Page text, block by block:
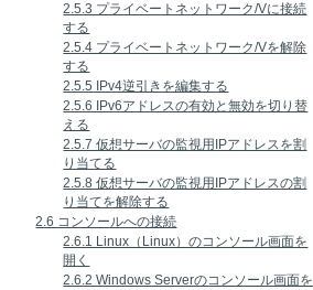
2.5.3 プライベートネットワーク/Vに接続
する
2.5.4 プライベートネットワーク/Vを解除
する
2.5.5 IPv4逆引きを編集する
2.5.6 IPv6アドレスの有効と無効を切り替
える
2.5.7 仮想サーバの監視用IPアドレスを割
り当てる
2.5.8 仮想サーバの監視用IPアドレスの割
り当てを解除する
2.6 コンソールへの接続
2.6.1 Linux（Linux）のコンソール画面を
開く
2.6.2 Windows Serverのコンソール画面を